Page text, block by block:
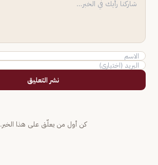
نشر التعليق
كن أول من يعلّق على هذا الخبر.